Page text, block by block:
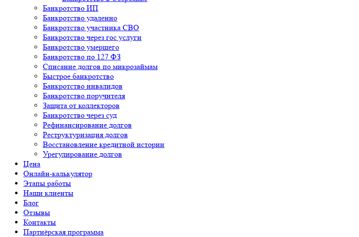
Банкротство ИП
Банкротство удаленно
Банкротство участника СВО
Банкротство через гос услуги
Банкротство умершего
Банкротство по 127 ФЗ
Списание долгов по микрозаймам
Быстрое банкротство
Банкротство инвалидов
Банкротство поручителя
Защита от коллекторов
Банкротство через суд
Рефинансирование долгов
Реструктуризация долгов
Восстановление кредитной истории
Урегулирование долгов
Цена
Онлайн-калькулятор
Этапы работы
Наши клиенты
Блог
Отзывы
Контакты
Партнёрская программа